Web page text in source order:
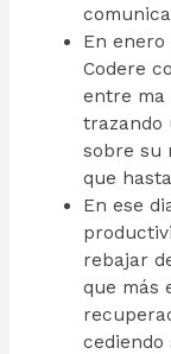
En enero
Codere
entre ma
trazando
sobre su
que
En ese
rebajar
que más
cediendo